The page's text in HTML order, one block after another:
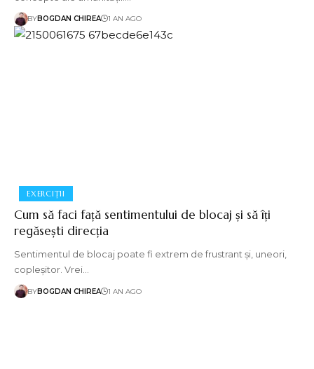
BYBOGDAN CHIREA 1 AN AGO
EXERCIȚII
Cum să faci față sentimentului de blocaj și să îți
regăsești direcția
Sentimentul de blocaj poate fi extrem de frustrant și, uneori,
copleșitor. Vrei…
BYBOGDAN CHIREA 1 AN AGO